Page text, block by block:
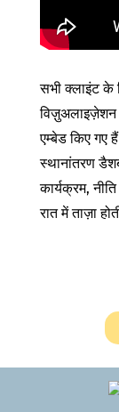
सभी क्लाइंट के
विज़ुअलाइज़ेशन
एम्बेड किए गए
स्थानांतरण
कार्यक्रम,
रात में ताज़ा